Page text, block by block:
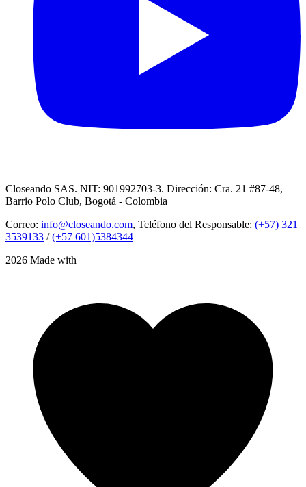
Closeando SAS. NIT: 901992703-3. Dirección: Cra. 21 #87-48,
Barrio Polo Club, Bogotá - Colombia
Correo: info@closeando.com, Teléfono del Responsable: (+57) 321
3539133 /(+57 601)5384344
2026 Made with